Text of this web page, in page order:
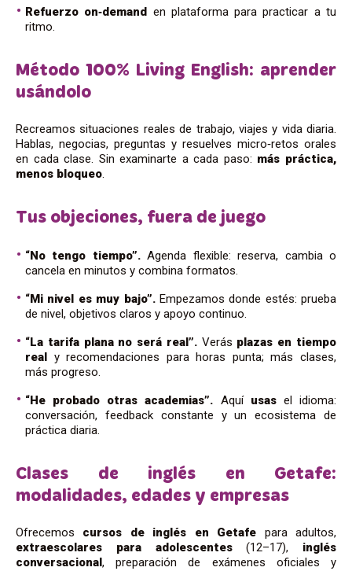
Refuerzo on‑demand en plataforma para practicar a tu
ritmo.
Método 100% Living English: aprender
usándolo
Recreamos situaciones reales de trabajo, viajes y vida diaria.
Hablas, negocias, preguntas y resuelves micro‑retos orales
en cada clase. Sin examinarte a cada paso: más práctica,
menos bloqueo.
Tus objeciones, fuera de juego
“No tengo tiempo”.Agenda flexible: reserva, cambia o
cancela en minutos y combina formatos.
“Mi nivel es muy bajo”.Empezamos donde estés: prueba
de nivel, objetivos claros y apoyo continuo.
“La tarifa plana no será real”.Verás plazas en tiempo
real
y recomendaciones para horas punta; más clases,
más progreso.
“He probado otras academias”. Aquí usasel idioma:
conversación, feedback constante y un ecosistema de
práctica diaria.
Clases de inglés en Getafe:
modalidades, edades y empresas
Ofrecemos cursos de inglés en Getafe para adultos,
extraescolares para adolescentes(12–17), inglés
conversacional , preparación de exámenes oficiales y